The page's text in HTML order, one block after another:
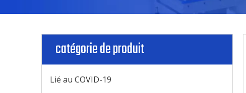
catégorie de produit
Lié au COVID-19